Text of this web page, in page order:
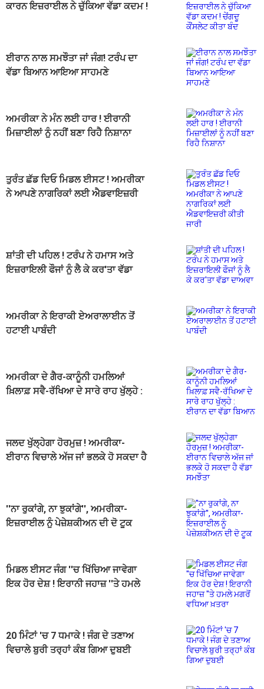
ਕਾਰਨ ਇਜ਼ਰਾਈਲ ਨੇ ਚੁੱਕਿਆ ਵੱਡਾ ਕਦਮ !
ਈਰਾਨ ਨਾਲ ਸਮਝੌਤਾ ਜਾਂ ਜੰਗ! ਟਰੰਪ ਦਾ
ਵੱਡਾ ਬਿਆਨ ਆਇਆ ਸਾਹਮਣੇ
ਅਮਰੀਕਾ ਨੇ ਮੰਨ ਲਈ ਹਾਰ ! ਈਰਾਨੀ
ਮਿਜ਼ਾਈਲਾਂ ਨੂੰ ਨਹੀਂ ਬਣਾ ਰਿਹੈ ਨਿਸ਼ਾਨਾ
ਤੁਰੰਤ ਛੱਡ ਦਿਓ ਮਿਡਲ ਈਸਟ ! ਅਮਰੀਕਾ
ਨੇ ਆਪਣੇ ਨਾਗਰਿਕਾਂ ਲਈ ਐਡਵਾਇਜ਼ਰੀ
ਸ਼ਾਂਤੀ ਦੀ ਪਹਿਲ ! ਟਰੰਪ ਨੇ ਹਮਾਸ ਅਤੇ
ਇਜ਼ਰਾਇਲੀ ਫੌਜਾਂ ਨੂੰ ਲੈ ਕੇ ਕਰ'ਤਾ ਵੱਡਾ
ਅਮਰੀਕਾ ਨੇ ਇਰਾਕੀ ਏਅਰਾਲਾਈਨ ਤੋਂ
ਹਟਾਈ ਪਾਬੰਦੀ
ਅਮਰੀਕਾ ਦੇ ਗੈਰ-ਕਾਨੂੰਨੀ ਹਮਲਿਆਂ
ਖ਼ਿਲਾਫ਼ ਸਵੈ-ਰੱਖਿਆ ਦੇ ਸਾਰੇ ਰਾਹ ਖੁੱਲ੍ਹੇ :
ਜਲਦ ਖੁੱਲ੍ਹੇਗਾ ਹੋਰਮੁਜ਼ ! ਅਮਰੀਕਾ-
ਈਰਾਨ ਵਿਚਾਲੇ ਅੱਜ ਜਾਂ ਭਲਕੇ ਹੋ ਸਕਦਾ ਹੈ
''ਨਾ ਰੁਕਾਂਗੇ, ਨਾ ਝੁਕਾਂਗੇ'', ਅਮਰੀਕਾ-
ਇਜ਼ਰਾਈਲ ਨੂੰ ਪੇਜ਼ੇਸ਼ਕੀਅਨ ਦੀ ਦੋ ਟੂਕ
ਮਿਡਲ ਈਸਟ ਜੰਗ ''ਚ ਖਿੱਚਿਆ ਜਾਵੇਗਾ
ਇਕ ਹੋਰ ਦੇਸ਼ ! ਇਰਾਨੀ ਜਹਾਜ਼ ''ਤੇ ਹਮਲੇ
20 ਮਿੰਟਾਂ 'ਚ 7 ਧਮਾਕੇ ! ਜੰਗ ਦੇ ਤਣਾਅ
ਵਿਚਾਲੇ ਬੁਰੀ ਤਰ੍ਹਾਂ ਕੰਬ ਗਿਆ ਦੁਬਈ